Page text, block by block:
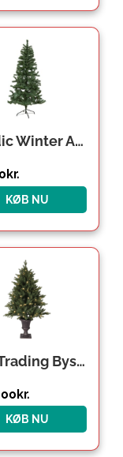
Nordic Winter Alf kunstigt juletræ, 140 x 74 cm
kr.
KØB NU
Star Trading Byske kunstigt juletræ med lys
kr.
KØB NU